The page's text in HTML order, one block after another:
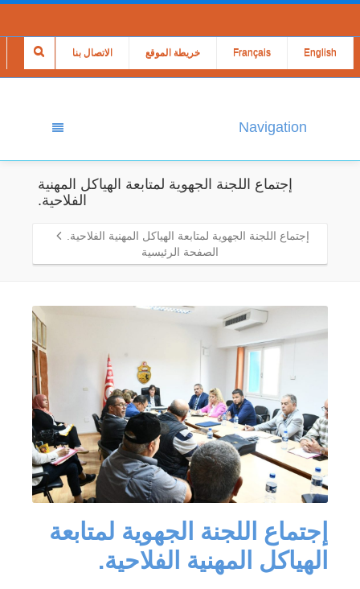
الاتصال بنا خريطة الموقع Français English
Navigation
إجتماع اللجنة الجهوية لمتابعة الهياكل المهنية
الفلاحية.
إجتماع اللجنة الجهوية لمتابعة الهياكل المهنية الفلاحية.
الصفحة الرئيسية
إجتماع اللجنة الجهوية لمتابعة
الهياكل المهنية الفلاحية.